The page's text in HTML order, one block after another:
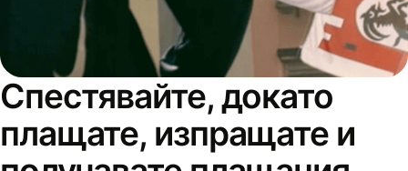
Спестявайте, докато
плащате, изпращате и